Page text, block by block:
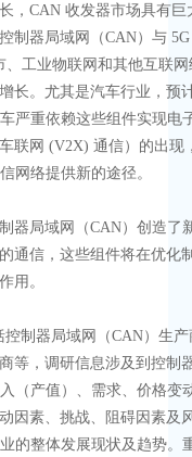
，CAN 收发器市场具有巨
制器局域网（CAN）与
工业物联网和其他互联
长。尤其是汽车行业，预
严重依赖这些组件实现电
联网 (V2X) 通信）的出现
网络提供新的途径。
器局域网（CAN）创造了
通信，这些组件将在优化
用。
制器局域网（CAN）生
等，调研信息涉及到控制
（产值）、需求、价格变
因素、挑战、阻碍因素及
的整体发展现状及趋势。